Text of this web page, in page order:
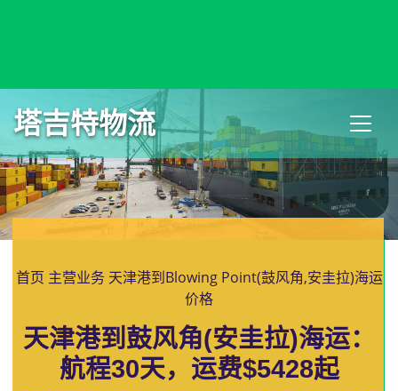
塔吉特物流
首页 主营业务 天津港到Blowing Point(鼓风角,安圭拉)海运
价格
天津港到鼓风角(安圭拉)海运：
航程30天，运费$5428起